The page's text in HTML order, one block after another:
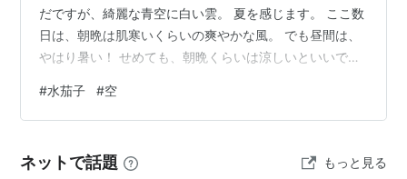
だですが、綺麗な青空に白い雲。 夏を感じます。 ここ数
日は、朝晩は肌寒いくらいの爽やかな風。 でも昼間は、
やはり暑い！ せめても、朝晩くらいは涼しいといいです
事に書かれていたので、買ってみました。 恥ずかしなが
ら水茄子の料理は初めてです。 上は普通の茄子で、下の
薄く ジューシーなんです。 水茄子を薄く切って軽く焼い
#水茄子 #空
ネットで話題 もっと見る